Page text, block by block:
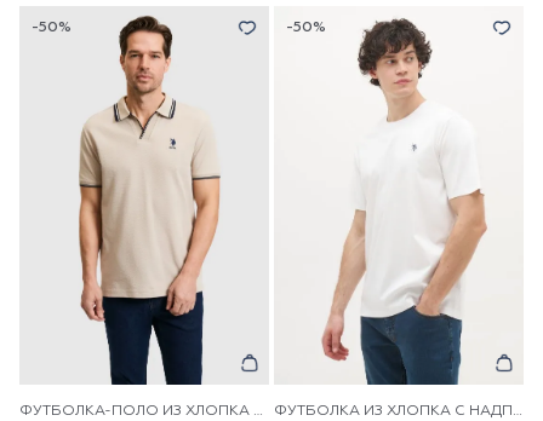
-50%
ФУТБОЛКА-ПОЛО ИЗ ХЛОПКА С КОНТРАСТНОЙ ОКАНТОВКОЙ
-50%
ФУТБОЛКА ИЗ ХЛОПКА С НАДПИСЬЮ